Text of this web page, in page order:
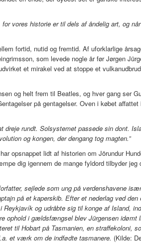
vores historie er til dels af åndelig art, og
fortid, nutid og fremtid. Af uforklarlige
som levede nogle år før Jørgen
et mirakel ved at stoppe et
og helt frem til Beatles, og hver gang ser
på gentagelser. Oven i købet
dreje rundt. Solsystemet passede sin dont.
og kongen, der dengang tog magten.”
opsnappet lidt af historien om Jörundur
dig igennem de mange fyldord tilbyder jeg
sejlede som ung på verdenshavene
på et kaperskib. Efter et nederlag ved den
og udråbte sig til konge af Island,
ophold i gældsfængsel blev Jürgensen idømt
til Hobart på Tasmanien, en straffekoloni,
et værk om de indfødte tasmanere. (Kilde: